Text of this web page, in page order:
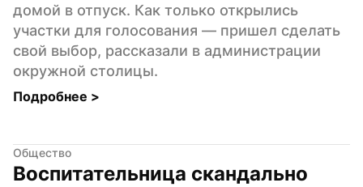
домой в отпуск. Как только открылись
участки для голосования — пришел сделать
свой выбор, рассказали в администрации
окружной столицы.
Подробнее >
Общество
Воспитательница скандально